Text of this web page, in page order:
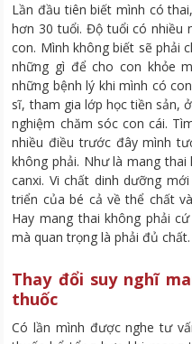
Lần đầu tiên biết mình có
hơn 30 tuổi. Độ tuổi có nhiều
con. Mình không biết sẽ phải
những gì để cho con khỏe
những bệnh lý khi mình có
sĩ, tham gia lớp học tiền sản,
nghiệm chăm sóc con cái.
nhiều điều trước đây mình
không phải. Như là mang
canxi. Vi chất dinh dưỡng
triển của bé cả về thể chất
Hay mang thai không phải
mà quan trọng là phải đủ chất.
Thay đổi suy nghĩ
thuốc
Có lần mình được nghe tư